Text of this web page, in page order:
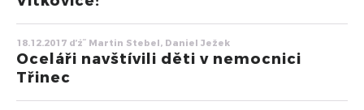
18.12.2017 ďż˝ Martin Stebel, Daniel Ježek
Oceláři navštívili děti v nemocnici
Třinec